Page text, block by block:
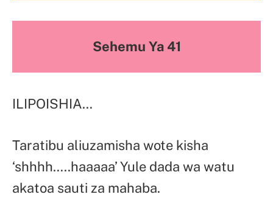
Sehemu Ya 41
ILIPOISHIA…
Taratibu aliuzamisha wote kisha
‘shhhh…..haaaaa’ Yule dada wa watu
akatoa sauti za mahaba.